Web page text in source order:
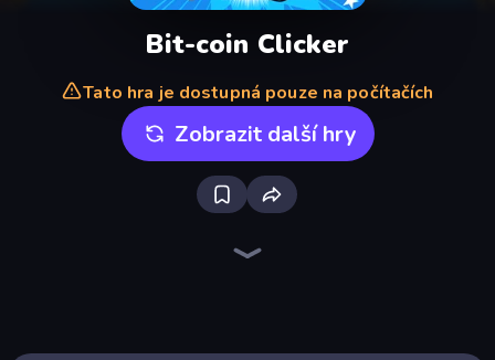
Bit-coin Clicker
Tato hra je dostupná pouze na počítačích
Zobrazit další hry